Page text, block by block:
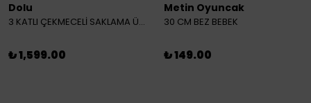
Dolu
3 KATLI ÇEKMECELİ SAKLAMA ÜNİTESİ
₺ 1,599.00
Metin Oyuncak
30 CM BEZ BEBEK
₺ 149.00